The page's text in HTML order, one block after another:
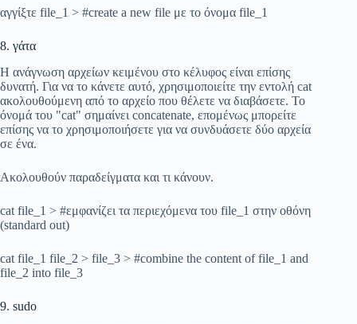
αγγίξτε file_1 > #create a new file με το όνομα file_1
8. γάτα
Η ανάγνωση αρχείων κειμένου στο κέλυφος είναι επίσης
δυνατή. Για να το κάνετε αυτό, χρησιμοποιείτε την εντολή cat
ακολουθούμενη από το αρχείο που θέλετε να διαβάσετε. Το
όνομά του "cat" σημαίνει concatenate, επομένως μπορείτε
επίσης να το χρησιμοποιήσετε για να συνδυάσετε δύο αρχεία
σε ένα.
Ακολουθούν παραδείγματα και τι κάνουν.
cat file_1 > #εμφανίζει τα περιεχόμενα του file_1 στην οθόνη
(standard out)
cat file_1 file_2 > file_3 > #combine the content of file_1 and
file_2 into file_3
9. sudo